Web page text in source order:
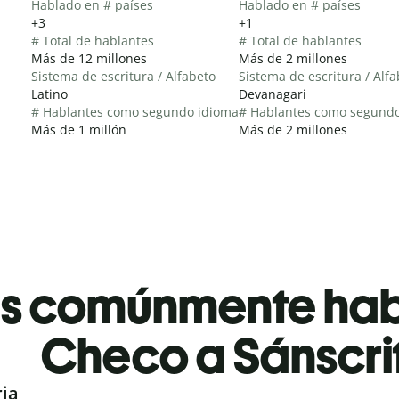
Hablado en # países
+3
# Total de hablantes
Más de 12 millones
Sistema de escritura / Alfabeto
Latino
# Hablantes como segundo idioma
Más de 1 millón
Hablado en # países
+1
# Total de hablantes
Más de 2 millones
Sistema de escritura /
Devanagari
# Hablantes como
Más de 2 millones
comúnmente
Checo a